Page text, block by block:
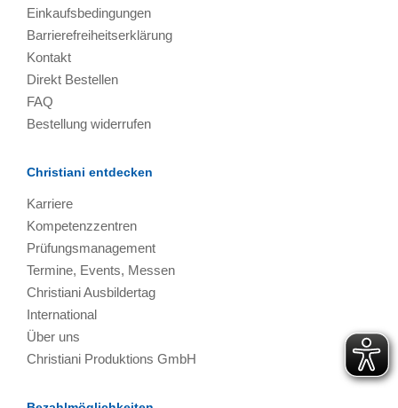
Einkaufsbedingungen
Barrierefreiheitserklärung
Kontakt
Direkt Bestellen
FAQ
Bestellung widerrufen
Christiani entdecken
Karriere
Kompetenzzentren
Prüfungsmanagement
Termine, Events, Messen
Christiani Ausbildertag
International
Über uns
Christiani Produktions GmbH